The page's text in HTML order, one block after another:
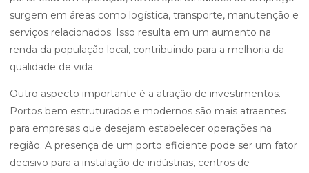
surgem em áreas como logística, transporte, manutenção e
serviços relacionados. Isso resulta em um aumento na
renda da população local, contribuindo para a melhoria da
qualidade de vida.
Outro aspecto importante é a atração de investimentos.
Portos bem estruturados e modernos são mais atraentes
para empresas que desejam estabelecer operações na
região. A presença de um porto eficiente pode ser um fator
decisivo para a instalação de indústrias, centros de